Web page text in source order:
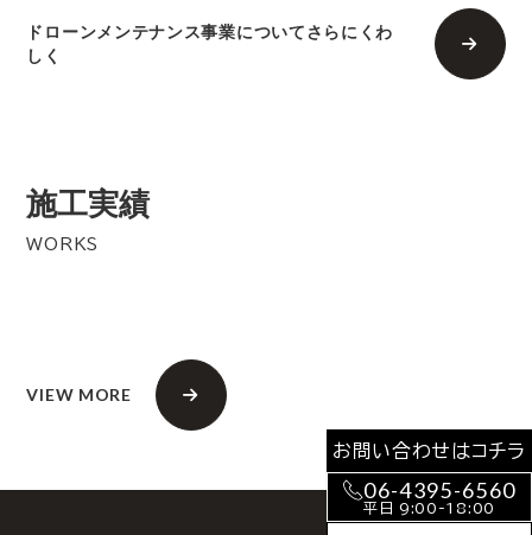
ドローンメンテナンス事業についてさらにくわ
しく
施工実績
WORKS
VIEW MORE
お問い合わせはコチラ
06-4395-6560
平日 9:00-18:00